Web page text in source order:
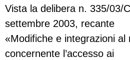
Vista la delibera n. 335/03/
settembre 2003, recante
«Modifiche e integrazioni al
concernente l’accesso ai